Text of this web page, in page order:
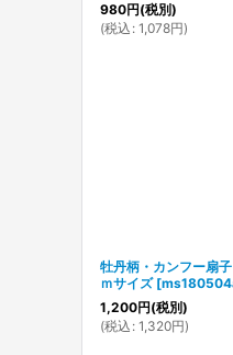
980円(税別)
(税込 : 1,078円)
牡丹柄・カンフー扇
ｍサイズ [
1,200円(税別)
(税込 : 1,320円)